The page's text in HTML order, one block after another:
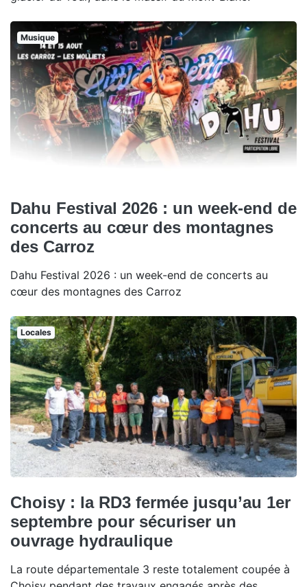
Musique
Dahu Festival 2026 : un week-end de
concerts au cœur des montagnes
des Carroz
Dahu Festival 2026 : un week-end de concerts au
cœur des montagnes des Carroz
Locales
Choisy : la RD3 fermée jusqu’au 1er
septembre pour sécuriser un
ouvrage hydraulique
La route départementale 3 reste totalement coupée à